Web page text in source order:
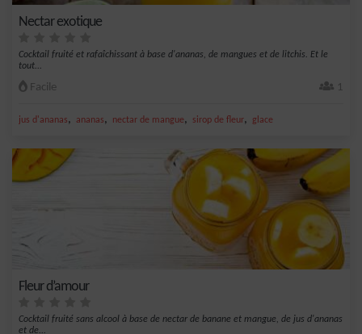
Nectar exotique
Cocktail fruité et rafaîchissant à base d'ananas, de mangues et de litchis. Et le
tout...
Facile 1
jus d'ananas, ananas, nectar de mangue, sirop de fleur, glace
Fleur d’amour
Cocktail fruité sans alcool à base de nectar de banane et mangue, de jus d'ananas
et de...